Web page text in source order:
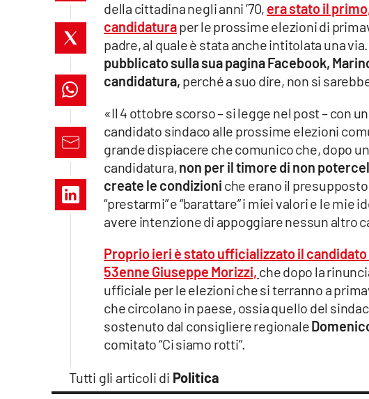
cosenzachannel.it
catanzarochannel.it
lacapitalenews.it
Tutti gli articoli di Politica
della cittadina negli anni ’70, era stato il
candidaturaper le prossime elezioni di
padre, al quale è stata anche intitolata una
pubblicato sulla sua pagina Facebook,
candidatura, perché a suo dire, non si
«Il 4 ottobre scorso – si legge nel post – con
candidato sindaco alle prossime elezioni
grande dispiacere che comunico che, dopo
candidatura,non per il timore di non
create le condizioni che erano il
“prestarmi” e “barattare” i miei valori e le
avere intenzione di appoggiare nessun altro
Proprio ieri è stato ufficializzato il
53enne Giuseppe Morizzi, che dopo la
ufficiale per le elezioni che si terranno a
che circolano in paese, ossia quello del
sostenuto dal consigliere regionale
comitato “Ci siamo rotti”.